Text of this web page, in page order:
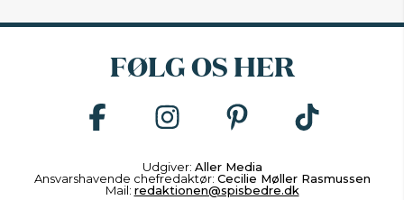
FØLG OS HER
Udgiver: Aller Media
Ansvarshavende chefredaktør: Cecilie Møller Rasmussen
Mail: redaktionen@spisbedre.dk